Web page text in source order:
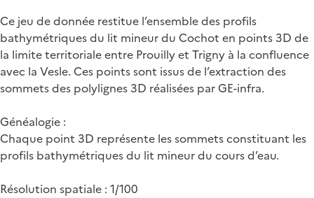
Ce jeu de donnée restitue l’ensemble des profils
bathymétriques du lit mineur du Cochot en points 3D de
la limite territoriale entre Prouilly et Trigny à la confluence
avec la Vesle. Ces points sont issus de l’extraction des
sommets des polylignes 3D réalisées par GE-infra.
Généalogie :
Chaque point 3D représente les sommets constituant les
profils bathymétriques du lit mineur du cours d’eau.
Résolution spatiale : 1/100